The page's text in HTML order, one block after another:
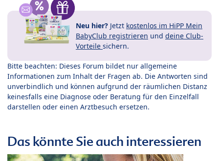
Neu hier? Jetzt kostenlos im HiPP Mein
BabyClub registrieren und deine Club-
Vorteile sichern.
Bitte beachten: Dieses Forum bildet nur allgemeine
Informationen zum Inhalt der Fragen ab. Die Antworten sind
unverbindlich und können aufgrund der räumlichen Distanz
keinesfalls eine Diagnose oder Beratung für den Einzelfall
darstellen oder einen Arztbesuch ersetzen.
Das könnte Sie auch interessieren